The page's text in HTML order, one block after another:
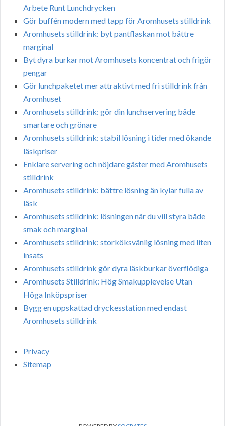
Arbete Runt Lunchdrycken
Gör buffén modern med tapp för Aromhusets stilldrink
Aromhusets stilldrink: byt pantflaskan mot bättre
marginal
Byt dyra burkar mot Aromhusets koncentrat och frigör
pengar
Gör lunchpaketet mer attraktivt med fri stilldrink från
Aromhuset
Aromhusets stilldrink: gör din lunchservering både
smartare och grönare
Aromhusets stilldrink: stabil lösning i tider med ökande
läskpriser
Enklare servering och nöjdare gäster med Aromhusets
stilldrink
Aromhusets stilldrink: bättre lösning än kylar fulla av
läsk
Aromhusets stilldrink: lösningen när du vill styra både
smak och marginal
Aromhusets stilldrink: storköksvänlig lösning med liten
insats
Aromhusets stilldrink gör dyra läskburkar överflödiga
Aromhusets Stilldrink: Hög Smakupplevelse Utan
Höga Inköpspriser
Bygg en uppskattad dryckesstation med endast
Aromhusets stilldrink
Privacy
Sitemap